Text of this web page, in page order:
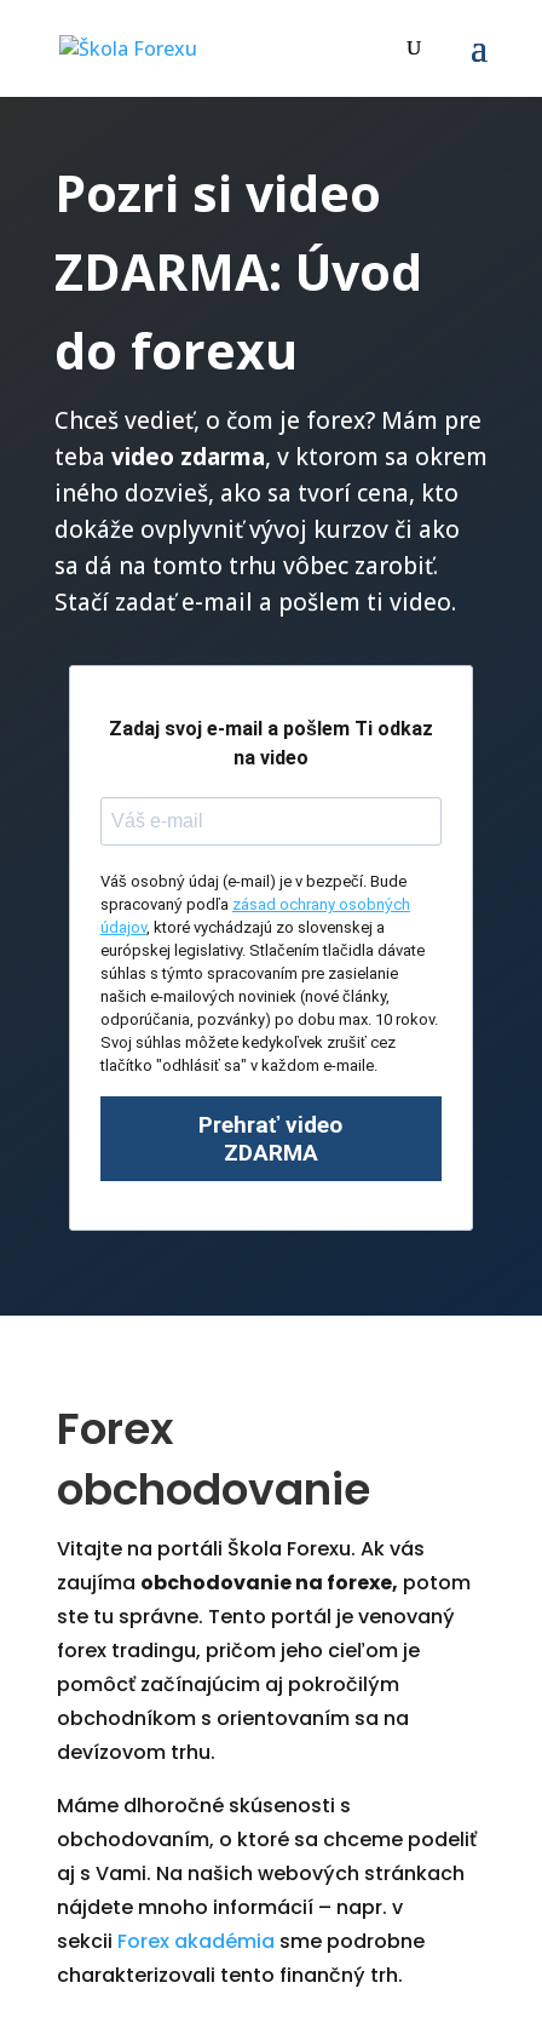
Pozri si video
ZDARMA: Úvod
do forexu
Chceš vedieť, o čom je forex? Mám pre
teba video zdarma, v ktorom sa okrem
iného dozvieš, ako sa tvorí cena, kto
dokáže ovplyvniť vývoj kurzov či ako
sa dá na tomto trhu vôbec zarobiť.
Stačí zadať e-mail a pošlem ti video.
Zadaj svoj e-mail a pošlem Ti odkaz
na video
Váš osobný údaj (e-mail) je v bezpečí. Bude
spracovaný podľa zásad ochrany osobných
údajov, ktoré vychádzajú zo slovenskej a
európskej legislativy. Stlačením tlačidla dávate
súhlas s týmto spracovaním pre zasielanie
našich e-mailových noviniek (nové články,
odporúčania, pozvánky) po dobu max. 10 rokov.
Svoj súhlas môžete kedykoľvek zrušiť cez
tlačítko "odhlásiť sa" v každom e-maile.
Prehrať video
ZDARMA
Forex
obchodovanie
Vitajte na portáli Škola Forexu. Ak vás
zaujíma obchodovanie na forexe, potom
ste tu správne. Tento portál je venovaný
forex tradingu, pričom jeho cieľom je
pomôcť začínajúcim aj pokročilým
obchodníkom s orientovaním sa na
devízovom trhu.
Máme dlhoročné skúsenosti s
obchodovaním, o ktoré sa chceme podeliť
aj s Vami. Na našich webových stránkach
nájdete mnoho informácií – napr. v
sekcii Forex akadémia sme podrobne
charakterizovali tento finančný trh.